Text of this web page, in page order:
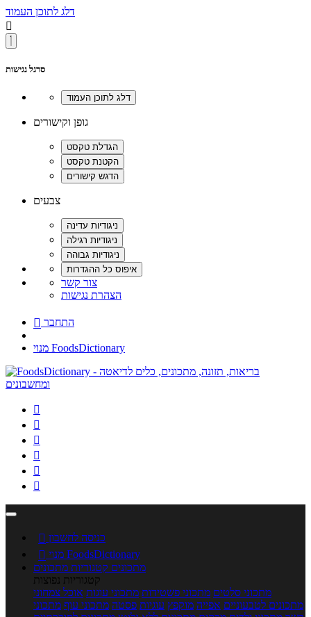
דלג לתוכן העמוד

סרגל נגישות
גופן וקישורים
צבעים
צור קשר
הצהרת נגישות
 התחבר
מנוי FoodsDictionary






 כניסה לחשבון

מנוי FoodsDictionary
מתכונים קטגוריות מתכונים
קטגוריות נפוצות
מתכוני סלטים מתכוני פשטידות מתכוני עוגות אוכל צמחוני
מתכונים לטבעוניים אפייה מוקפץ עוגיות פסטה מתכוני עוף מתכוני